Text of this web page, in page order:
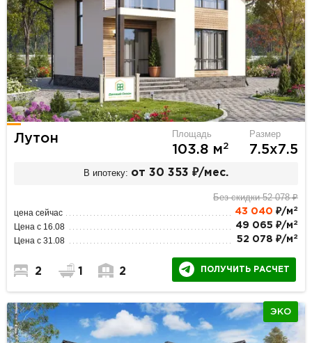
Лутон Площадь
103.8 м2
Размер
7.5х7.5
В ипотеку: от 30 353 ₽/мес.
Без скидки 52 078 ₽
цена сейчас 43 040 ₽/м 2
Цена с 16.08 49 065 ₽/м 2
Цена с 31.08 52 078 ₽/м 2
2 1 2 ПОЛУЧИТЬ РАСЧЕТ
ЭКО